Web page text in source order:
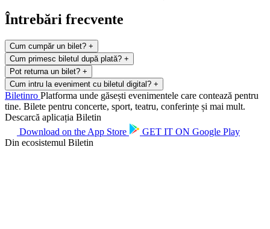
Întrebări frecvente
Cum cumpăr un bilet? +
Cum primesc biletul după plată? +
Pot returna un bilet? +
Cum intru la eveniment cu biletul digital? +
Biletinro Platforma unde găsești evenimentele care contează pentru
tine. Bilete pentru concerte, sport, teatru, conferințe și mai mult.
Descarcă aplicația Biletin
Download on the App Store GET IT ON Google Play
Din ecosistemul Biletin